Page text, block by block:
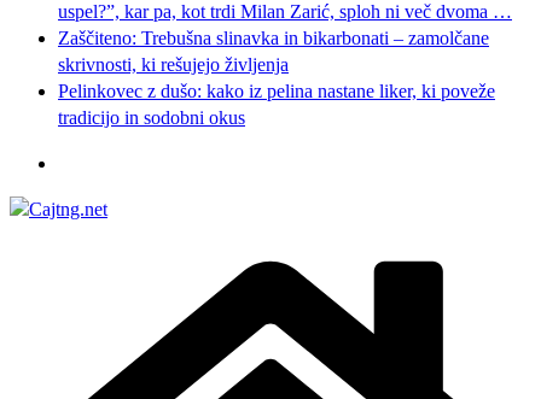
uspel?”, kar pa, kot trdi Milan Zarić, sploh ni več dvoma …
Zaščiteno: Trebušna slinavka in bikarbonati – zamolčane
skrivnosti, ki rešujejo življenja
Pelinkovec z dušo: kako iz pelina nastane liker, ki poveže
tradicijo in sodobni okus